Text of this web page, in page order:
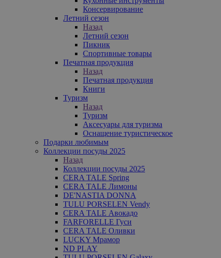
Консервирование
Летний сезон
Назад
Летний сезон
Пикник
Спортивные товары
Печатная продукция
Назад
Печатная продукция
Книги
Туризм
Назад
Туризм
Аксесуары для туризма
Оснащение туристическое
Подарки любимым
Коллекции посуды 2025
Назад
Коллекции посуды 2025
CERA TALE Spring
CERA TALE Лимоны
DE'NASTIA DONNA
TULU PORSELEN Vendy
CERA TALE Авокадо
FARFORELLE Гуси
CERA TALE Оливки
LUCKY Мрамор
ND PLAY